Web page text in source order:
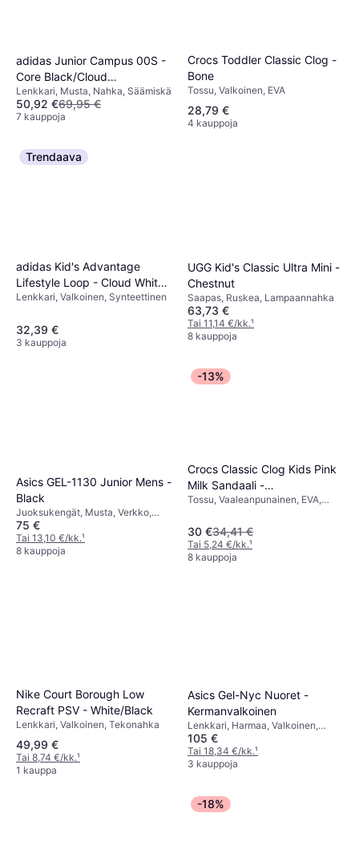
adidas Junior Campus 00S -
Core Black/Cloud
White/Cloud White
Lenkkari, Musta, Nahka, Säämiskä
50,92 €69,95 €
7 kauppoja
Crocs Toddler Classic Clog -
Bone
Tossu, Valkoinen, EVA
28,79 €
4 kauppoja
Trendaava
adidas Kid's Advantage
Lifestyle Loop - Cloud White /
Real Pink / Core Black
Lenkkari, Valkoinen, Synteettinen
32,39 €
3 kauppoja
UGG Kid's Classic Ultra Mini -
Chestnut
Saapas, Ruskea, Lampaannahka
63,73 €
Tai 11,14 €/kk.¹
8 kauppoja
Asics GEL-1130 Junior Mens -
Black
Juoksukengät, Musta, Verkko,
Tekstiili, Synteettinen, Tekonahka
75 €
Tai 13,10 €/kk.¹
8 kauppoja
-13%
Crocs Classic Clog Kids Pink
Milk Sandaali -
Vaaleanpunainen
Tossu, Vaaleanpunainen, EVA,
30 €34,41 €
Tai 5,24 €/kk.¹
8 kauppoja
Nike Court Borough Low
Recraft PSV - White/Black
Lenkkari, Valkoinen, Tekonahka
49,99 €
Tai 8,74 €/kk.¹
1 kauppa
Asics Gel-Nyc Nuoret -
Kermanvalkoinen
Lenkkari, Harmaa, Valkoinen,
Hopea, Musta, Beige, Verkko,
Tekstiili, Synteettinen
105 €
Tai 18,34 €/kk.¹
3 kauppoja
-18%